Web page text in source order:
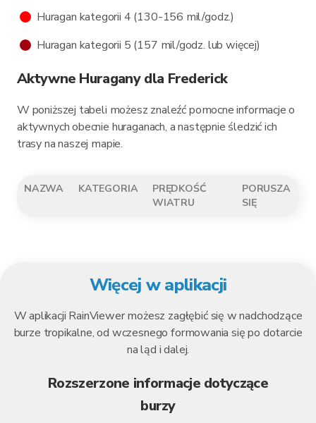
Huragan kategorii 4 (130-156 mil/godz.)
Huragan kategorii 5 (157 mil/godz. lub więcej)
Aktywne Huragany dla Frederick
W poniższej tabeli możesz znaleźć pomocne informacje o
aktywnych obecnie huraganach, a następnie śledzić ich
trasy na naszej mapie.
NAZWA KATEGORIA
PRĘDKOŚĆ
WIATRU
PORUSZA
SIĘ
Więcej w aplikacji
W aplikacji RainViewer możesz zagłębić się w nadchodzące
burze tropikalne, od wczesnego formowania się po dotarcie
na ląd i dalej.
Rozszerzone informacje dotyczące
burzy